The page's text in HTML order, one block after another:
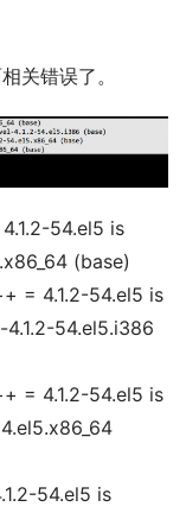
关错误了。
(base)
54.el5.i386